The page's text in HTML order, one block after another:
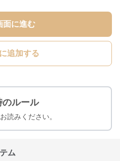
面に進む
追加する
のルール
読みください。
ム